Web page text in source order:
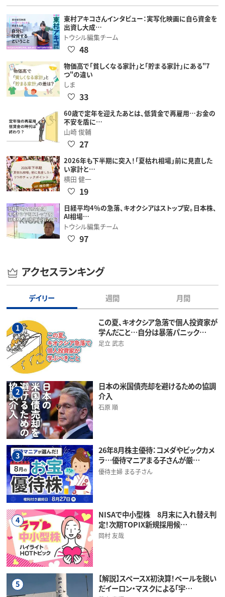
東村アキコさんインタビュー：実写化映画に自ら資金を
出資し大成…
トウシル編集チーム
48
物価高で「貧しくなる家計」と「貯まる家計」にある"7
つ"の違い
しま
33
60歳で定年を迎えたあとは、低賃金で再雇用…お金の
不安を盾に…
山崎 俊輔
27
2026年も下半期に突入！「夏枯れ相場」前に見直した
い家計と…
横田 健一
19
日経平均4％の急落、キオクシアはストップ安。日本株、
AI相場…
トウシル編集チーム
97
アクセスランキング
デイリー 週間 月間
1
この夏、キオクシア急落で個人投資家が
学んだこと…自分は暴落パニック…
足立 武志
2
日本の米国債売却を避けるための協調
介入
石原 順
3
26年8月株主優待：コメダやビックカメ
ラ…優待マニアまる子さんが厳…
優待主婦 まる子さん
4
NISAで中小型株 8月末に入れ替え判
定！次期TOPIX新規採用候…
岡村 友哉
5
【解説】スペースX初決算！ベールを脱い
だイーロン・マスクによる「宇…